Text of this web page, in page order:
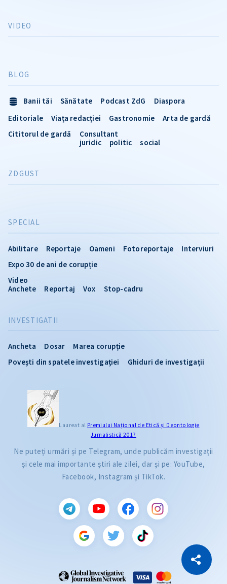
Copiază Link
INVESTIGATII
Ancheta Dosar
Marea corupție
Povești din spatele investigației
Ghiduri de investigații
VIDEO
SPECIAL
Abilitare Reportaje Oameni Fotoreportaje
Interviuri
Expo 30 de ani de corupție
Video
Anchete
Reportaj Vox Stop-cadru
BLOG
Banii tăi Sănătate Podcast ZdG
Diaspora
Editoriale
Viața redacției Gastronomie
Arta de gardă
Cititorul de gardă
Consultant
juridic
politic social
ZDGUST
Laureat al Premiului Naţional de Etică și Deontologie
Jurnalistică 2017
Ne puteți urmări și pe Telegram, unde publicăm investigații
și cele mai importante știri ale zilei, dar și pe: YouTube,
Facebook, Instagram și TikTok.